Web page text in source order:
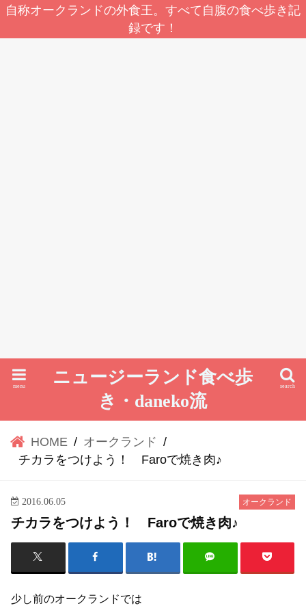
自称オークランドの外食王。すべて自腹の食べ歩き記
録です！
ニュージーランド食べ歩
き・daneko流
search
menu
HOME
オークランド
チカラをつけよう！ Faroで焼き肉♪
オークランド
2016.06.05
チカラをつけよう！ Faroで焼き肉♪
少し前のオークランドでは